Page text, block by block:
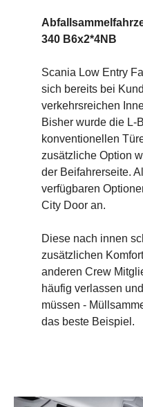
340 B6x2*4NB
Scania Low Entry
sich bereits bei
verkehrsreichen
Bisher wurde die L-
konventionellen
zusätzliche Option
der Beifahrerseite.
verfügbaren
City Door an.
Diese nach innen
zusätzlichen
anderen Crew
häufig verlassen
müssen -
das beste Beispiel.